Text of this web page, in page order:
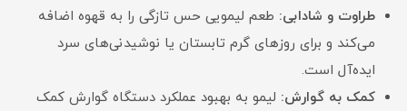
طراوت و شادابی: طعم لیمویی حس تازگی را به قهوه اضافه
می‌کند و برای روزهای گرم تابستان یا نوشیدنی‌های سرد
ایده‌آل است.
کمک به گوارش: لیمو به بهبود عملکرد دستگاه گوارش کمک